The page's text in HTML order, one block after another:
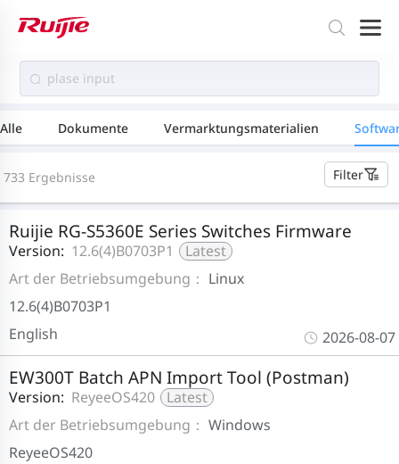
Alle Dokumente Vermarktungsmaterialien
Filter
733 Ergebnisse
Ruijie RG-S5360E Series Switches Firmware
Version: 12.6(4)B0703P1
Latest
Art der Betriebsumgebung： Linux
12.6(4)B0703P1
English
2026-08-07
EW300T Batch APN Import Tool (Postman)
Version: ReyeeOS420
Latest
Art der Betriebsumgebung： Windows
ReyeeOS420